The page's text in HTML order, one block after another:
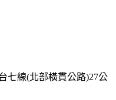
七線(北部橫貫公路)27公